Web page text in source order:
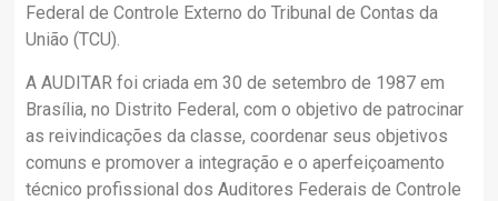
Federal de Controle Externo do Tribunal de Contas da
União (TCU).
A AUDITAR foi criada em 30 de setembro de 1987 em
Brasília, no Distrito Federal, com o objetivo de patrocinar
as reivindicações da classe, coordenar seus objetivos
comuns e promover a integração e o aperfeiçoamento
técnico profissional dos Auditores Federais de Controle